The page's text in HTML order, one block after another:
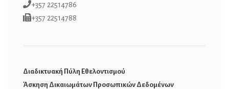
+357 22514786
+357 22514788
Διαδικτυακή Πύλη Εθελοντισμού
Άσκηση Δικαιωμάτων Προσωπικών Δεδομένων